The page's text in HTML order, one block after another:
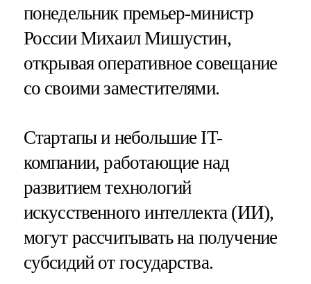
понедельник премьер-министр
России Михаил Мишустин,
открывая оперативное совещание
со своими заместителями.
Стартапы и небольшие IT-
компании, работающие над
развитием технологий
искусственного интеллекта (ИИ),
могут рассчитывать на получение
субсидий от государства.